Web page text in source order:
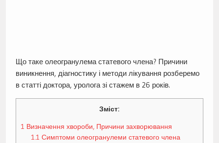
Що таке олеогранулема статевого члена? Причини
виникнення, діагностику і методи лікування розберемо
в статті доктора, уролога зі стажем в 26 років.
Зміст:
1 Визначення хвороби, Причини захворювання
1.1 Симптоми олеогранулеми статевого члена